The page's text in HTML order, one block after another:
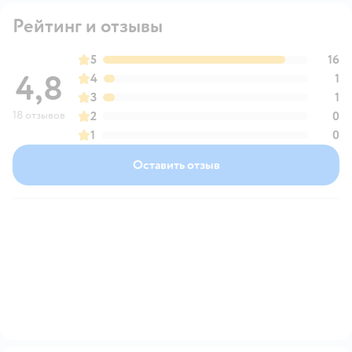
Рейтинг и отзывы
4,8
18 отзывов
5
16
4
1
3
1
2
0
1
0
Оставить отзыв